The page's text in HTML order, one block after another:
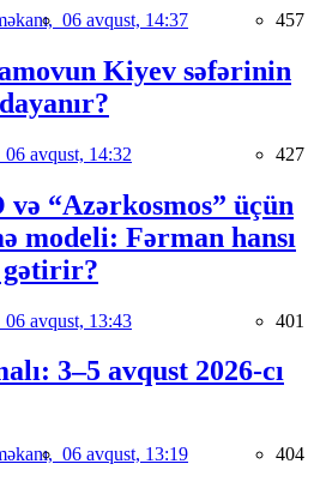
06 avqust, 14:37 457
Kiyev səfərinin
06 avqust, 14:32 427
“Azərkosmos” üçün
modeli: Fərman hansı
06 avqust, 13:43 401
3–5 avqust 2026-cı
06 avqust, 13:19 404